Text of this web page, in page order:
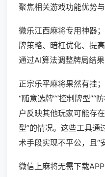
聚焦相关游戏功能优势与
微乐江西麻将专用神器
牌策略、暗杠优化、提
通过AI算法调整牌局结果
正宗乐平麻将果然有挂
“随意选牌”“控制牌型”“
户反映其他玩家可能存
型”的情况。这些工具通
术手段实现不平公，且“
微信上麻将无需下载